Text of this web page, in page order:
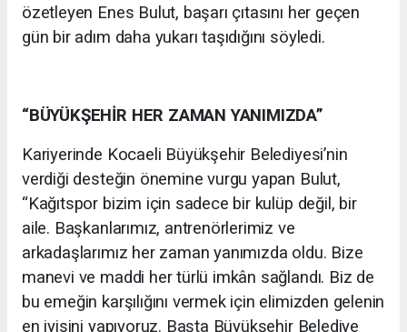
özetleyen Enes Bulut, başarı çıtasını her geçen
gün bir adım daha yukarı taşıdığını söyledi.
“BÜYÜKŞEHİR HER ZAMAN YANIMIZDA”
Kariyerinde Kocaeli Büyükşehir Belediyesi’nin
verdiği desteğin önemine vurgu yapan Bulut,
“Kağıtspor bizim için sadece bir kulüp değil, bir
aile. Başkanlarımız, antrenörlerimiz ve
arkadaşlarımız her zaman yanımızda oldu. Bize
manevi ve maddi her türlü imkân sağlandı. Biz de
bu emeğin karşılığını vermek için elimizden gelenin
en iyisini yapıyoruz. Başta Büyükşehir Belediye